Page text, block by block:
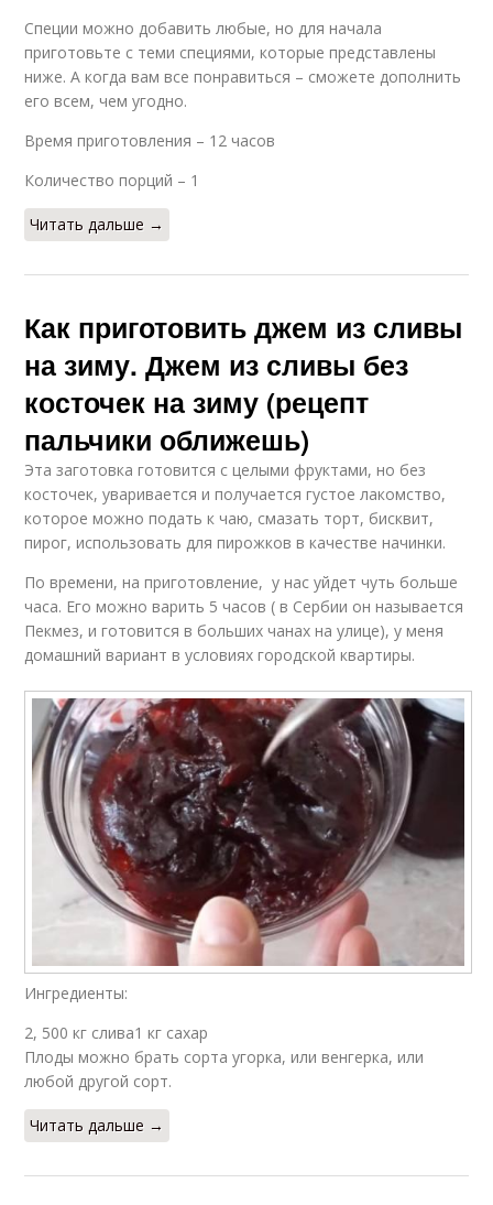
Специи можно добавить любые, но для начала
приготовьте с теми специями, которые представлены
ниже. А когда вам все понравиться – сможете дополнить
его всем, чем угодно.
Время приготовления – 12 часов
Количество порций – 1
Читать дальше →
Как приготовить джем из сливы
на зиму. Джем из сливы без
косточек на зиму (рецепт
пальчики оближешь)
Эта заготовка готовится с целыми фруктами, но без
косточек, уваривается и получается густое лакомство,
которое можно подать к чаю, смазать торт, бисквит,
пирог, использовать для пирожков в качестве начинки.
По времени, на приготовление, у нас уйдет чуть больше
часа. Его можно варить 5 часов ( в Сербии он называется
Пекмез, и готовится в больших чанах на улице), у меня
домашний вариант в условиях городской квартиры.
Ингредиенты:
2, 500 кг слива1 кг сахар
Плоды можно брать сорта угорка, или венгерка, или
любой другой сорт.
Читать дальше →